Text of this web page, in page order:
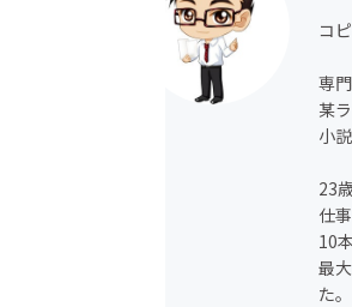
コ
専
某
小
23
仕
10
最
た。